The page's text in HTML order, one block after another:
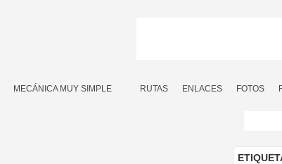
MECÁNICA MUY SIMPLE RUTAS ENLACES FOTOS